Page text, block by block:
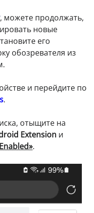
, можете продолжать,
новые
его
обозревателя из
и перейдите по
.
отыщите на
Extension и
.